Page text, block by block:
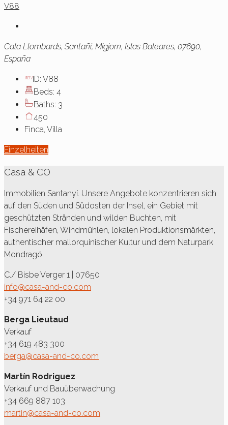
V88
Cala Llombards, Santañí, Migjorn, Islas Baleares, 07690,
España
ID: V88
Beds: 4
Baths: 3
450
Finca, Villa
Einzelheiten
Casa & CO
Immobilien Santanyí. Unsere Angebote konzentrieren sich
auf den Süden und Südosten der Insel, ein Gebiet mit
geschützten Stränden und wilden Buchten, mit
Fischereihäfen, Windmühlen, lokalen Produktionsmärkten,
authentischer mallorquinischer Kultur und dem Naturpark
Mondragó.
C./ Bisbe Verger 1 | 07650
info@casa-and-co.com
+34 971 64 22 00
Berga Lieutaud
Verkauf
+34 619 483 300
berga@casa-and-co.com
Martín Rodriguez
Verkauf und Bauüberwachung
+34 669 887 103
martin@casa-and-co.com